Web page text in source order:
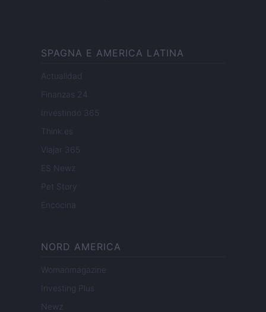
SPAGNA E AMERICA LATINA
Actualidad
Finanzas 24
Investindo 365
Think.es
Viajar 365
ES Newz
Pet Story
Encocina
NORD AMERICA
Womanmagazine
Investing Plus
Newz